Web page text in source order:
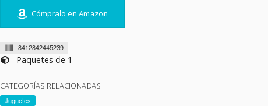
Cómpralo en Amazon
8412842445239
Paquetes de 1
CATEGORÍAS RELACIONADAS
Juguetes